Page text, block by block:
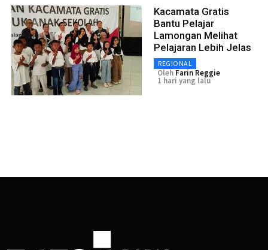
Kacamata Gratis
Bantu Pelajar
Lamongan Melihat
Pelajaran Lebih Jelas
REGIONAL
Oleh Farin Reggie
1 hari yang lalu